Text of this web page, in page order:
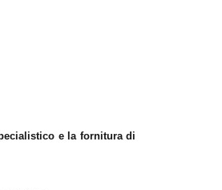
e la fornitura di